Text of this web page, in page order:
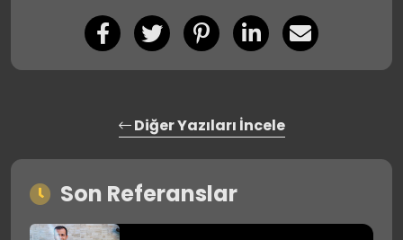
Diğer Yazıları İncele
Son Referanslar